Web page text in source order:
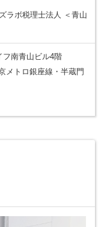
ラボ税理士法人 ＜青山
フ南青山ビル4階
メトロ銀座線・半蔵門